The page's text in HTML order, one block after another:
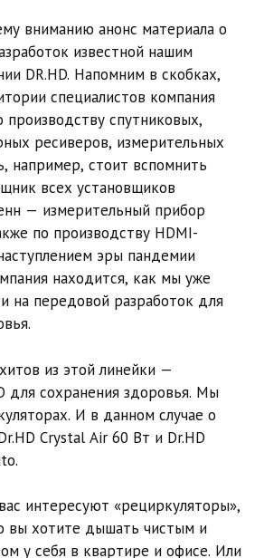
вниманию анонс материала о
известной нашим
DR.HD. Напомним в скобках,
специалистов компания
производству спутниковых,
ресиверов, измерительных
например, стоит вспомнить
всех установщиков
— измерительный прибор
по производству HDMI-
эры пандемии
находится, как мы уже
на передовой разработок для
из этой линейки —
для сохранения здоровья. Мы
И в данном случае о
Crystal Air 60 Вт и Dr.HD
интересуют «рециркуляторы»,
вы хотите дышать чистым и
у себя в квартире и офисе. Или